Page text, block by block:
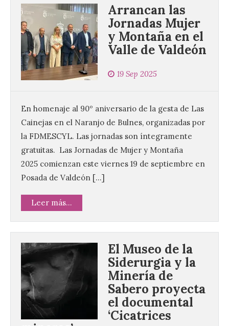
Arrancan las
Jornadas Mujer
y Montaña en el
Valle de Valdeón
19 Sep 2025
En homenaje al 90º aniversario de la gesta de Las
Cainejas en el Naranjo de Bulnes, organizadas por
la FDMESCYL. Las jornadas son íntegramente
gratuitas. Las Jornadas de Mujer y Montaña
2025 comienzan este viernes 19 de septiembre en
Posada de Valdeón […]
Leer más...
El Museo de la
Siderurgia y la
Minería de
Sabero proyecta
el documental
‘Cicatrices